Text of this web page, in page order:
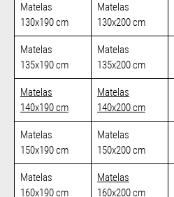
Matelas
130x190 cm
Matelas
130x200 cm
Matelas
135x190 cm
Matelas
135x200 cm
Matelas
140x190 cm
Matelas
140x200 cm
Matelas
150x190 cm
Matelas
150x200 cm
Matelas
160x190 cm
Matelas
160x200 cm